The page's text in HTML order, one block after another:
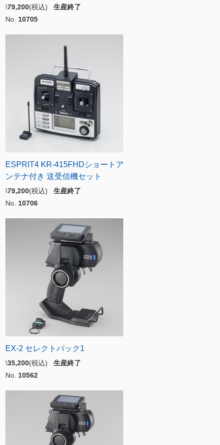
\79,200(税込) 生産終了
No. 10705
ESPRIT4 KR-415FHDショートア
ンテナ付き 送受信機セット
\79,200(税込) 生産終了
No. 10706
EX-2 セレクトパック1
\35,200(税込) 生産終了
No. 10562